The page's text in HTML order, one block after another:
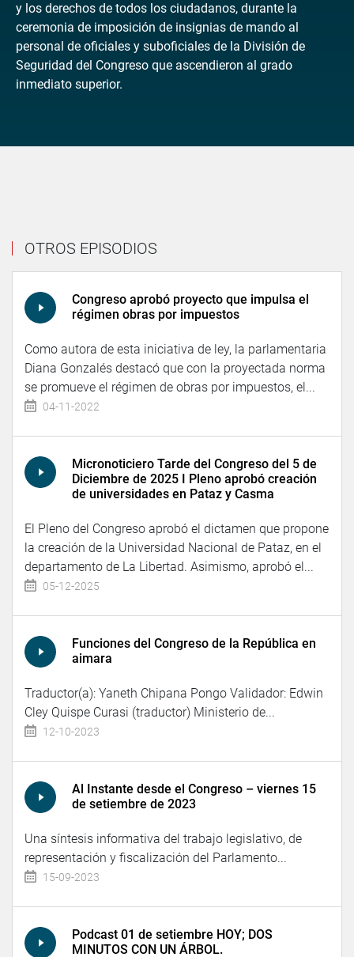
y los derechos de todos los ciudadanos, durante la
ceremonia de imposición de insignias de mando al
personal de oficiales y suboficiales de la División de
Seguridad del Congreso que ascendieron al grado
inmediato superior.
OTROS EPISODIOS
Congreso aprobó proyecto que impulsa el
régimen obras por impuestos
Como autora de esta iniciativa de ley, la parlamentaria
Diana Gonzalés destacó que con la proyectada norma
se promueve el régimen de obras por impuestos, el...
04-11-2022
Micronoticiero Tarde del Congreso del 5 de
Diciembre de 2025 I Pleno aprobó creación
de universidades en Pataz y Casma
El Pleno del Congreso aprobó el dictamen que propone
la creación de la Universidad Nacional de Pataz, en el
departamento de La Libertad. Asimismo, aprobó el...
05-12-2025
Funciones del Congreso de la República en
aimara
Traductor(a): Yaneth Chipana Pongo Validador: Edwin
Cley Quispe Curasi (traductor) Ministerio de...
12-10-2023
Al Instante desde el Congreso – viernes 15
de setiembre de 2023
Una síntesis informativa del trabajo legislativo, de
representación y fiscalización del Parlamento...
15-09-2023
Podcast 01 de setiembre HOY; DOS
MINUTOS CON UN ÁRBOL.